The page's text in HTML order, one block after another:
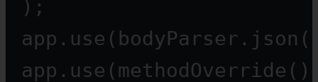
);
app. use (bodyParser. json
app. use ( methodOverride